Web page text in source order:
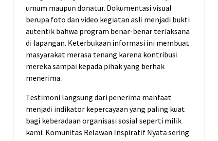
umum maupun donatur. Dokumentasi visual
berupa foto dan video kegiatan asli menjadi bukti
autentik bahwa program benar-benar terlaksana
di lapangan. Keterbukaan informasi ini membuat
masyarakat merasa tenang karena kontribusi
mereka sampai kepada pihak yang berhak
menerima.
Testimoni langsung dari penerima manfaat
menjadi indikator kepercayaan yang paling kuat
bagi keberadaan organisasi sosial seperti milik
kami. Komunitas Relawan Inspiratif Nyata sering